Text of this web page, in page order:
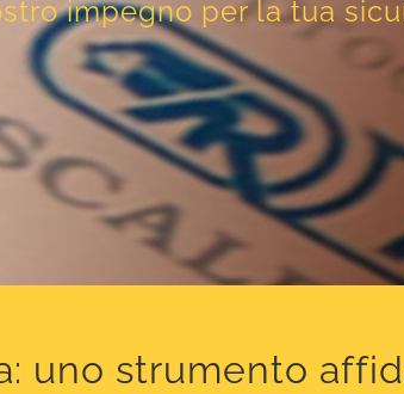
impegno per la tua
uno strumento